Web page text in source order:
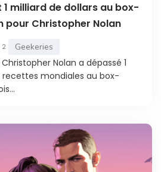
1 milliard de dollars au box-
pour Christopher Nolan
2 Geekeries
Nolan a dépassé 1
recettes mondiales au box-